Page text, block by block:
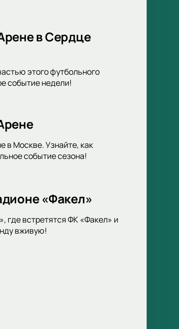
в Сердце
этого футбольного
событие недели!
в Москве. Узнайте, как
событие сезона!
«Факел»
где встретятся ФК «Факел» и
вживую!